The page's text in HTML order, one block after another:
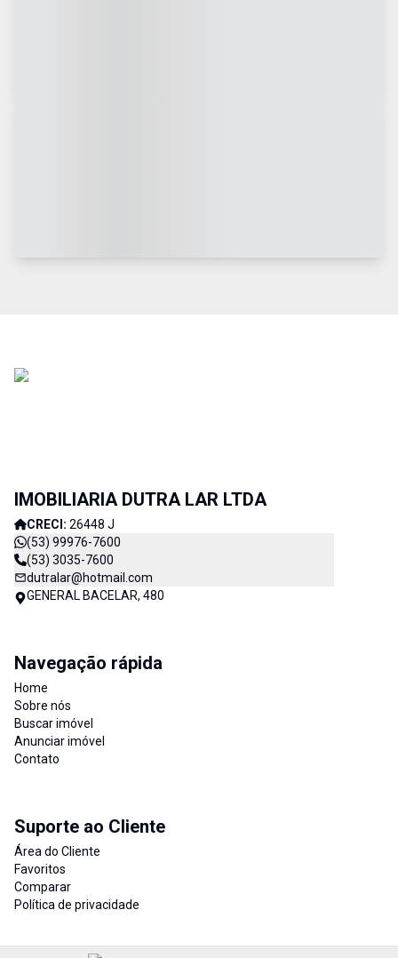
IMOBILIARIA DUTRA LAR LTDA
CRECI: 26448 J
(53) 99976-7600
(53) 3035-7600
dutralar@hotmail.com
GENERAL BACELAR, 480
Navegação rápida
Home
Sobre nós
Buscar imóvel
Anunciar imóvel
Contato
Suporte ao Cliente
Área do Cliente
Favoritos
Comparar
Política de privacidade